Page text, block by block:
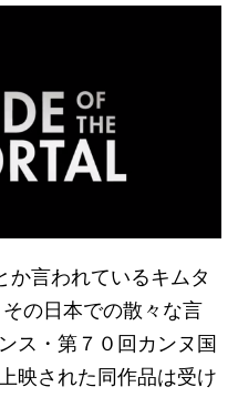
か言われているキムタ
の日本での散々な言
ス・第７０回カンヌ国
映された同作品は受け